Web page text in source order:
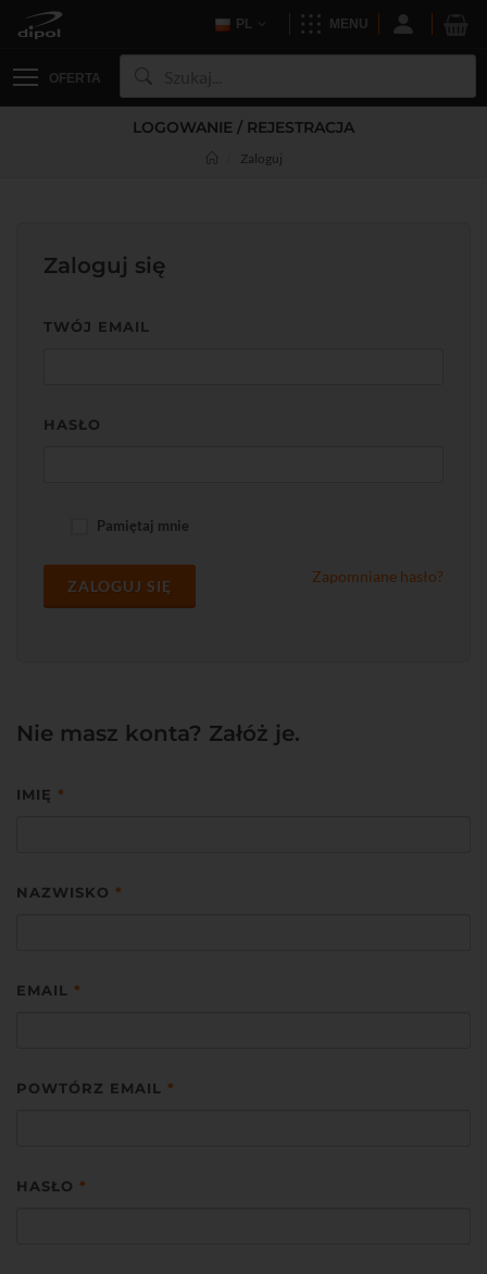
PL MENU
OFERTA
LOGOWANIE / REJESTRACJA
Zaloguj
Zaloguj się
TWÓJ EMAIL
HASŁO
Pamiętaj mnie
ZALOGUJ SIĘ
Zapomniane hasło?
Nie masz konta? Załóż je.
IMIĘ *
NAZWISKO *
EMAIL *
POWTÓRZ EMAIL *
HASŁO *